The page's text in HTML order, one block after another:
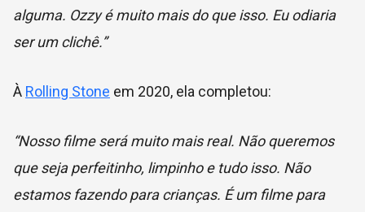
alguma. Ozzy é muito mais do que isso. Eu odiaria
ser um clichê.”
À Rolling Stone em 2020, ela completou:
“Nosso filme será muito mais real. Não queremos
que seja perfeitinho, limpinho e tudo isso. Não
estamos fazendo para crianças. É um filme para